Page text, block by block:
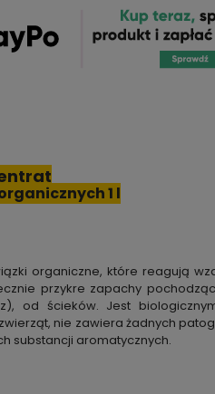
1 l
organiczne, które reagują
przykre zapachy
od ścieków. Jest
nie zawiera żadnych
substancji aromatycznych.